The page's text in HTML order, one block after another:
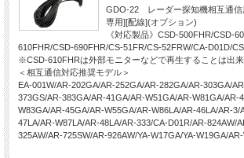
GDO-22 レーダー探知機相互通信
専用][配線](オプション)
《対応製品》CSD-500FHR/CSD-
610FHR/CSD-690FHR/CS-51FR/CS-52FRW/CA-D01D/
※CSD-610FHRは外部モニターなどで再生することは出来
＜相互通信対応推奨モデル＞
EA-001W/AR-202GA/AR-252GA/AR-282GA/AR-303GA/
373GS/AR-383GA/AR-41GA/AR-W51GA/AR-W81GA/AR-
W83GA/AR-45GA/AR-W55GA/AR-W86LA/AR-46LA/AR-3/
47LA/AR-W87LA/AR-48LA/AR-333/CA-D01R/AR-824AW/
325AW/AR-725SW/AR-926AW/YA-W17GA/YA-W19GA/